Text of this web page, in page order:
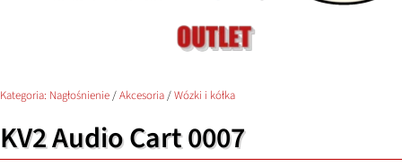
Kategoria: Nagłośnienie/Akcesoria/Wózki i kółka
KV2 Audio Cart 0007